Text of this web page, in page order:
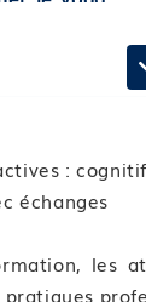
asanas
bénéfices
la
:
échanges
les